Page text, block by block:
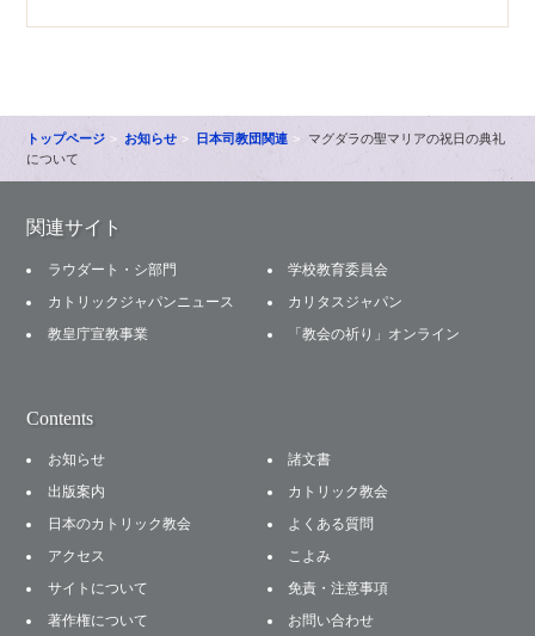
トップページ お知らせ 日本司教団関連
マグダラの聖マリアの祝日の典礼
について
関連サイト
ラウダート・シ部門
学校教育委員会
カトリックジャパンニュース
カリタスジャパン
教皇庁宣教事業
「教会の祈り」オンライン
Contents
お知らせ
諸文書
出版案内
カトリック教会
日本のカトリック教会
よくある質問
アクセス
こよみ
サイトについて
免責・注意事項
著作権について
お問い合わせ